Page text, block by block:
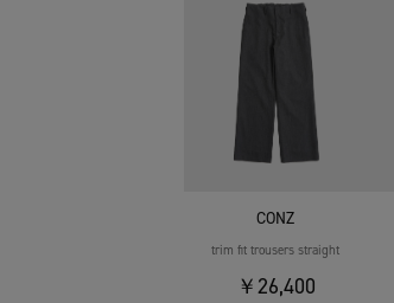
CONZ
trim fit trousers straight
￥26,400